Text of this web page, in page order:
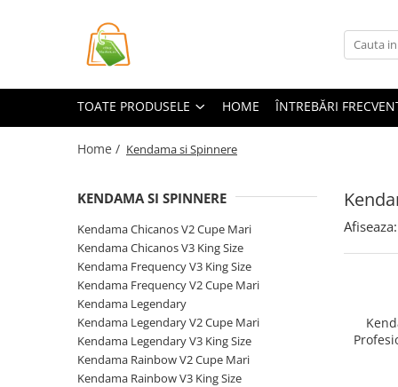
Toate Produsele
Articole pentru Animale
Articole pentru Bucatarie
Accesorii Bucătărie
Dozatoare Condimente
Forme cuburi de gheata
Genti Termoizolante Mancare
Organizatoare si Depozitare
Organizatoare si Depozitare
TOATE PRODUSELE HOME ÎNTREBĂRI
Home / Kendama si Spinnere
KENDAMA SI SPINNERE
Kendama Chicanos V2 Cupe Mari
Kendama Chicanos V3 King Size
Kendama Frequency V3 King Size
Kendama Frequency V2 Cupe Mari
Kendama Legendary
Kendama Legendary V2 Cupe Mari
Kendama Legendary V3 King Size
Kendama Rainbow V2 Cupe Mari
Kendama Rainbow V3 King Size
Afiseaza: